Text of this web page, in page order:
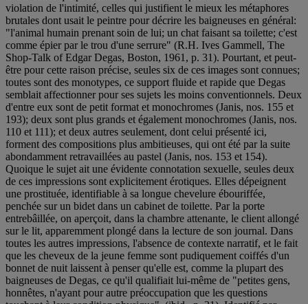
violation de l'intimité, celles qui justifient le mieux les métaphores
brutales dont usait le peintre pour décrire les baigneuses en général:
"l'animal humain prenant soin de lui; un chat faisant sa toilette; c'est
comme épier par le trou d'une serrure" (R.H. Ives Gammell, The
Shop-Talk of Edgar Degas, Boston, 1961, p. 31). Pourtant, et peut-
être pour cette raison précise, seules six de ces images sont connues;
toutes sont des monotypes, ce support fluide et rapide que Degas
semblait affectionner pour ses sujets les moins conventionnels. Deux
d'entre eux sont de petit format et monochromes (Janis, nos. 155 et
193); deux sont plus grands et également monochromes (Janis, nos.
110 et 111); et deux autres seulement, dont celui présenté ici,
forment des compositions plus ambitieuses, qui ont été par la suite
abondamment retravaillées au pastel (Janis, nos. 153 et 154).
Quoique le sujet ait une évidente connotation sexuelle, seules deux
de ces impressions sont explicitement érotiques. Elles dépeignent
une prostituée, identifiable à sa longue chevelure ébouriffée,
penchée sur un bidet dans un cabinet de toilette. Par la porte
entrebâillée, on aperçoit, dans la chambre attenante, le client allongé
sur le lit, apparemment plongé dans la lecture de son journal. Dans
toutes les autres impressions, l'absence de contexte narratif, et le fait
que les cheveux de la jeune femme sont pudiquement coiffés d'un
bonnet de nuit laissent à penser qu'elle est, comme la plupart des
baigneuses de Degas, ce qu'il qualifiait lui-même de "petites gens,
honnêtes, n'ayant pour autre préoccupation que les questions